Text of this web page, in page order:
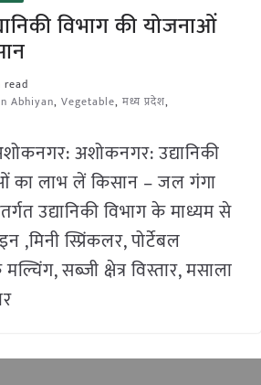
विभाग की योजनाओं
read
Abhiyan, Vegetable, मध्य प्रदेश,
अशोकनगर: उद्यानिकी
का लाभ लें किसान – जल गंगा
उद्यानिकी विभाग के माध्यम से
,मिनी स्प्रिंकलर, पोर्टेबल
सब्जी क्षेत्र विस्तार, मसाला